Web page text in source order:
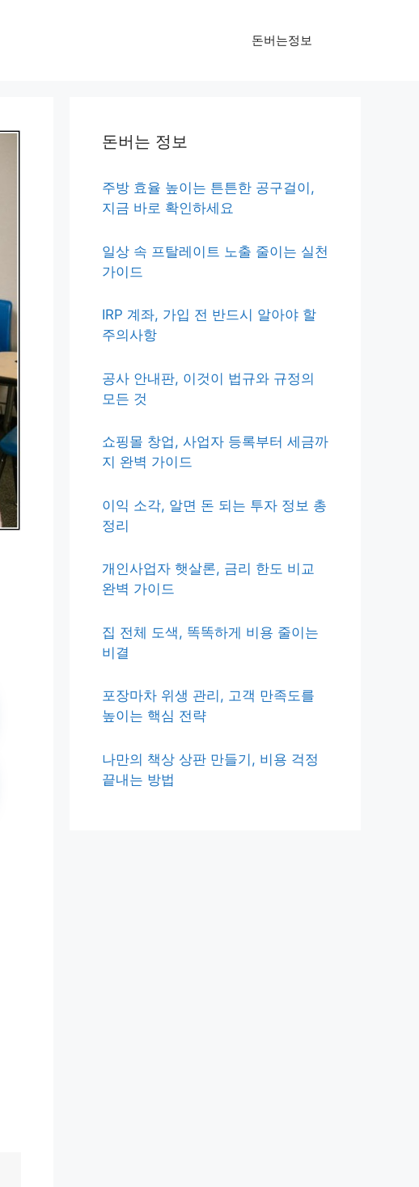
돈버는정보
돈버는 정보
주방 효율 높이는 튼튼한 공구걸이,
지금 바로 확인하세요
일상 속 프탈레이트 노출 줄이는 실천
가이드
IRP 계좌, 가입 전 반드시 알아야 할
주의사항
공사 안내판, 이것이 법규와 규정의
모든 것
쇼핑몰 창업, 사업자 등록부터 세금까
지 완벽 가이드
이익 소각, 알면 돈 되는 투자 정보 총
정리
개인사업자 햇살론, 금리 한도 비교
완벽 가이드
집 전체 도색, 똑똑하게 비용 줄이는
비결
포장마차 위생 관리, 고객 만족도를
높이는 핵심 전략
나만의 책상 상판 만들기, 비용 걱정
끝내는 방법